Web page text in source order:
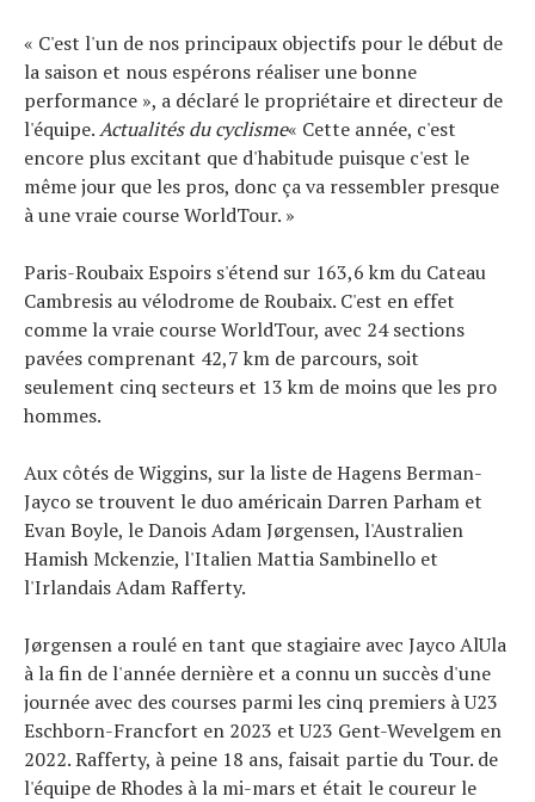
« C'est l'un de nos principaux objectifs pour le début de
la saison et nous espérons réaliser une bonne
performance », a déclaré le propriétaire et directeur de
l'équipe.Actualités du cyclisme« Cette année, c'est
encore plus excitant que d'habitude puisque c'est le
même jour que les pros, donc ça va ressembler presque
à une vraie course WorldTour. »
Paris-Roubaix Espoirs s'étend sur 163,6 km du Cateau
Cambresis au vélodrome de Roubaix. C'est en effet
comme la vraie course WorldTour, avec 24 sections
pavées comprenant 42,7 km de parcours, soit
seulement cinq secteurs et 13 km de moins que les pro
hommes.
Aux côtés de Wiggins, sur la liste de Hagens Berman-
Jayco se trouvent le duo américain Darren Parham et
Evan Boyle, le Danois Adam Jørgensen, l'Australien
Hamish Mckenzie, l'Italien Mattia Sambinello et
l'Irlandais Adam Rafferty.
Jørgensen a roulé en tant que stagiaire avec Jayco AlUla
à la fin de l'année dernière et a connu un succès d'une
journée avec des courses parmi les cinq premiers à U23
Eschborn-Francfort en 2023 et U23 Gent-Wevelgem en
2022. Rafferty, à peine 18 ans, faisait partie du Tour. de
l'équipe de Rhodes à la mi-mars et était le coureur le